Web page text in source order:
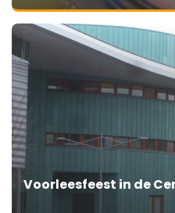
Voorleesfeest in de